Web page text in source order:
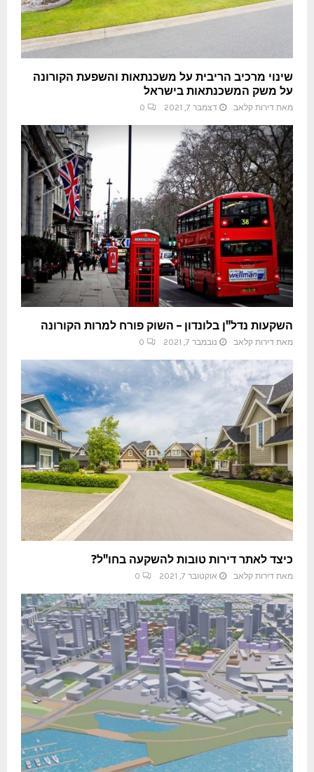
שינוי מרכיב הריבית על משכנתאות והשפעת הקורונה
על משק המשכנתאות בישראל
מאת דירות קלאב דצמבר 7, 2021 0
השקעות נדל"ן בלונדון – השוק פורח למרות הקורונה
מאת דירות קלאב נובמבר 7, 2021 0
כיצד לאתר דירות טובות להשקעה בחו"ל?
מאת דירות קלאב אוקטובר 7, 2021 0